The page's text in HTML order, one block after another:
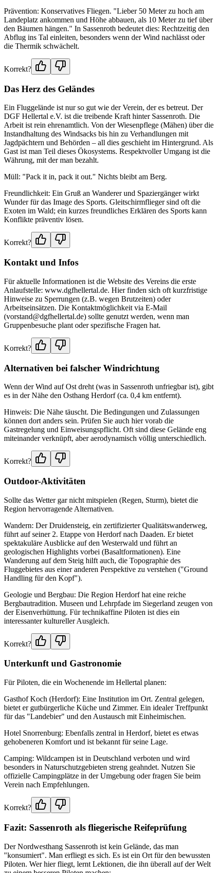
Prävention: Konservatives Fliegen. "Lieber 50 Meter zu hoch am
Landeplatz ankommen und Höhe abbauen, als 10 Meter zu tief über
den Bäumen hängen." In Sassenroth bedeutet dies: Rechtzeitig den
Abflug ins Tal einleiten, besonders wenn der Wind nachlässt oder
die Thermik schwächelt.
Korrekt?
Das Herz des Geländes
Ein Fluggelände ist nur so gut wie der Verein, der es betreut. Der
DGF Hellertal e.V. ist die treibende Kraft hinter Sassenroth. Die
Arbeit ist rein ehrenamtlich. Von der Wiesenpflege (Mähen) über die
Instandhaltung des Windsacks bis hin zu Verhandlungen mit
Jagdpächtern und Behörden – all dies geschieht im Hintergrund. Als
Gast ist man Teil dieses Ökosystems. Respektvoller Umgang ist die
Währung, mit der man bezahlt.
Müll: "Pack it in, pack it out." Nichts bleibt am Berg.
Freundlichkeit: Ein Gruß an Wanderer und Spaziergänger wirkt
Wunder für das Image des Sports. Gleitschirmflieger sind oft die
Exoten im Wald; ein kurzes freundliches Erklären des Sports kann
Konflikte präventiv lösen.
Korrekt?
Kontakt und Infos
Für aktuelle Informationen ist die Website des Vereins die erste
Anlaufstelle: www.dgfhellertal.de. Hier finden sich oft kurzfristige
Hinweise zu Sperrungen (z.B. wegen Brutzeiten) oder
Arbeitseinsätzen. Die Kontaktmöglichkeit via E-Mail
(vorstand@dgfhellertal.de) sollte genutzt werden, wenn man
Gruppenbesuche plant oder spezifische Fragen hat.
Korrekt?
Alternativen bei falscher Windrichtung
Wenn der Wind auf Ost dreht (was in Sassenroth unfriegbar ist), gibt
es in der Nähe den Osthang Herdorf (ca. 0,4 km entfernt).
Hinweis: Die Nähe täuscht. Die Bedingungen und Zulassungen
können dort anders sein. Prüfen Sie auch hier vorab die
Gastregelung und Einweisungspflicht. Oft sind diese Gelände eng
miteinander verknüpft, aber aerodynamisch völlig unterschiedlich.
Korrekt?
Outdoor-Aktivitäten
Sollte das Wetter gar nicht mitspielen (Regen, Sturm), bietet die
Region hervorragende Alternativen.
Wandern: Der Druidensteig, ein zertifizierter Qualitätswanderweg,
führt auf seiner 2. Etappe von Herdorf nach Daaden. Er bietet
spektakuläre Ausblicke auf den Westerwald und führt an
geologischen Highlights vorbei (Basaltformationen). Eine
Wanderung auf dem Steig hilft auch, die Topographie des
Fluggebietes aus einer anderen Perspektive zu verstehen ("Ground
Handling für den Kopf").
Geologie und Bergbau: Die Region Herdorf hat eine reiche
Bergbautradition. Museen und Lehrpfade im Siegerland zeugen von
der Eisenverhüttung. Für technikaffine Piloten ist dies ein
interessanter kultureller Ausgleich.
Korrekt?
Unterkunft und Gastronomie
Für Piloten, die ein Wochenende im Hellertal planen:
Gasthof Koch (Herdorf): Eine Institution im Ort. Zentral gelegen,
bietet er gutbürgerliche Küche und Zimmer. Ein idealer Treffpunkt
für das "Landebier" und den Austausch mit Einheimischen.
Hotel Snorrenburg: Ebenfalls zentral in Herdorf, bietet es etwas
gehobeneren Komfort und ist bekannt für seine Lage.
Camping: Wildcampen ist in Deutschland verboten und wird
besonders in Naturschutzgebieten streng geahndet. Nutzen Sie
offizielle Campingplätze in der Umgebung oder fragen Sie beim
Verein nach Empfehlungen.
Korrekt?
Fazit: Sassenroth als fliegerische Reifeprüfung
Der Nordwesthang Sassenroth ist kein Gelände, das man
"konsumiert". Man erfliegt es sich. Es ist ein Ort für den bewussten
Piloten. Wer hier fliegt, lernt Lektionen, die ihn überall auf der Welt